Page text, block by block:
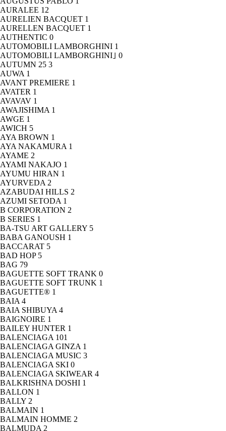
AURALEE 12
AURELIEN BACQUET 1
AURELLEN BACQUET 1
AUTHENTIC 0
AUTOMOBILI LAMBORGHINI 1
AUTOMOBILI LAMBORGHINI｣ 0
AUTUMN 25 3
AUWA 1
AVANT PREMIERE 1
AVATER 1
AVAVAV 1
AWAJISHIMA 1
AWGE 1
AWICH 5
AYA BROWN 1
AYA NAKAMURA 1
AYAME 2
AYAMI NAKAJO 1
AYUMU HIRAN 1
AYURVEDA 2
AZABUDAI HILLS 2
AZUMI SETODA 1
B CORPORATION 2
B SERIES 1
BA-TSU ART GALLERY 5
BABA GANOUSH 1
BACCARAT 5
BAD HOP 5
BAG 79
BAGUETTE SOFT TRANK 0
BAGUETTE SOFT TRUNK 1
BAGUETTE® 1
BAIA 4
BAIA SHIBUYA 4
BAIGNOIRE 1
BAILEY HUNTER 1
BALENCIAGA 101
BALENCIAGA GINZA 1
BALENCIAGA MUSIC 3
BALENCIAGA SKI 0
BALENCIAGA SKIWEAR 4
BALKRISHNA DOSHI 1
BALLON 1
BALLY 2
BALMAIN 1
BALMAIN HOMME 2
BALMUDA 2